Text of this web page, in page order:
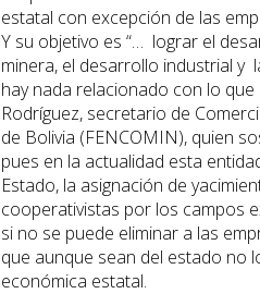
estatal con excepción de las
Y su objetivo es “… lograr el
minera, el desarrollo industrial y
hay nada relacionado con lo
Rodríguez, secretario de
de Bolivia (FENCOMIN), quien
pues en la actualidad esta
Estado, la asignación de
cooperativistas por los campos
si no se puede eliminar a las
que aunque sean del estado no
económica estatal.